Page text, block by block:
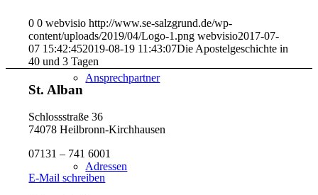
Ansprechpartner
Adressen
0 0 webvisio http://www.se-salzgrund.de/wp-
content/uploads/2019/04/Logo-1.png webvisio2017-07-
07 15:42:452019-08-19 11:43:07Die Apostelgeschichte in
40 und 3 Tagen
St. Alban
Schlossstraße 36
74078 Heilbronn-Kirchhausen
07131 – 741 6001
E-Mail schreiben